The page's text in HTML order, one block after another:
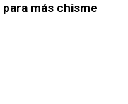
para más chisme